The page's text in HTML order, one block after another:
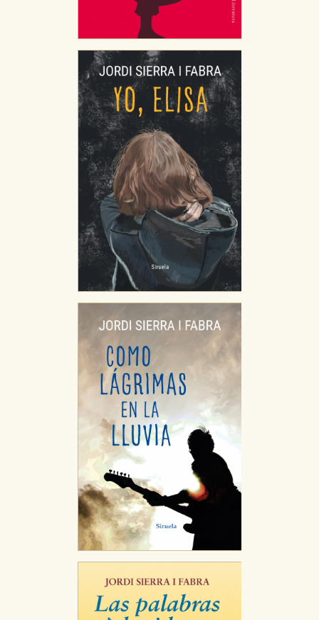
CONFIGURACIÓN DE COOKIES
HABILITAR TODO RECHAZAR TODO
Cookies necesarias
Estas cookies son necesarias para que nuestro sitio
web funcione y no es posible deshabilitarlas desde
nuestro sistema. Es posible hacerlo desde el
navegador, pero en ese caso es posible que algunas
áreas de nuestra web dejen de funcionar
correctamente.
Cookies de rendimiento y analíticas
Estas cookies se utilizan para mejorar su experiencia
de navegación y optimizar el funcionamiento de
nuestro sitio web. Almacenan configuraciones de
servicios para que no tenga que reconfigurarlos cada
vez que nos visita. La información es agregada y, por lo
tanto, es anónima.
Cookies de publicidad y redes sociales
Estas cookies son gestionadas por nuestros socios
publicitarios y se utilizan para mostrar publicidad
almacenan directamente información personal sino
que se basan en la identificación única de su
navegador y dispositivo de internet.